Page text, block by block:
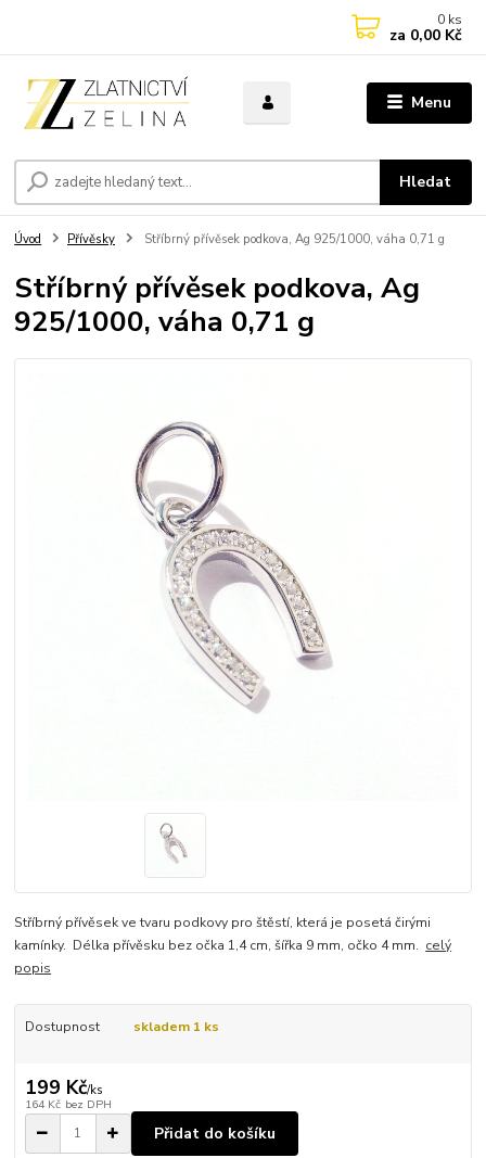
Menu
Hledat
0 ks
za 0,00 Kč
Úvod Přívěsky Stříbrný přívěsek podkova, Ag 925/1000, váha 0,71 g
Stříbrný přívěsek podkova, Ag
925/1000, váha 0,71 g
Stříbrný přívěsek ve tvaru podkovy pro štěstí, která je posetá čirými
kamínky. Délka přívěsku bez očka 1,4 cm, šířka 9 mm, očko 4 mm. celý
popis
Dostupnost skladem 1 ks
199 Kč/ks
164 Kč bez DPH
Přidat do košíku